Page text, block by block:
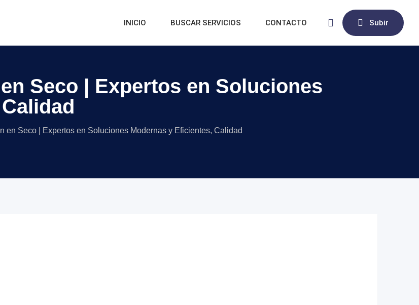
Subir
INICIO BUSCAR SERVICIOS CONTACTO
Seco | Expertos en Soluciones
en Seco | Expertos en Soluciones Modernas y Eficientes, Calidad